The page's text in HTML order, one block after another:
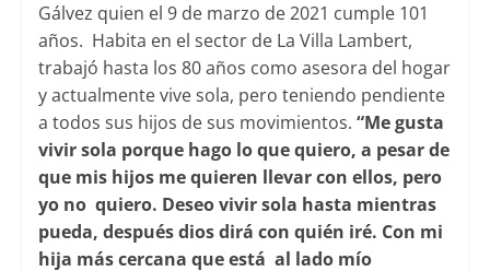
Gálvez quien el 9 de marzo de 2021 cumple 101
años. Habita en el sector de La Villa Lambert,
trabajó hasta los 80 años como asesora del hogar
y actualmente vive sola, pero teniendo pendiente
a todos sus hijos de sus movimientos. “Me gusta
vivir sola porque hago lo que quiero, a pesar de
que mis hijos me quieren llevar con ellos, pero
yo no quiero. Deseo vivir sola hasta mientras
pueda, después dios dirá con quién iré. Con mi
hija más cercana que está al lado mío